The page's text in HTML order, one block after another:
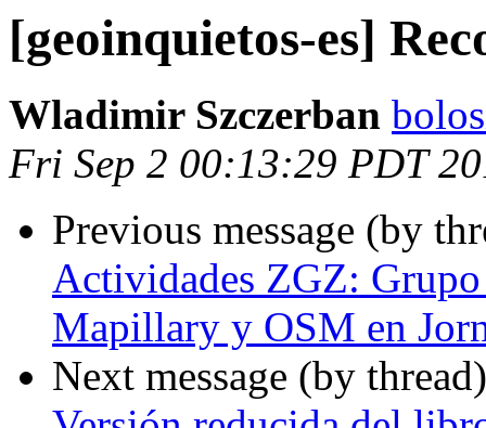
[geoinquietos-es]
Wladimir Szczerban
Fri Sep 2 00:13:29 PDT
Previous message (by
Actividades ZGZ:
Mapillary y OSM en
Next message (by